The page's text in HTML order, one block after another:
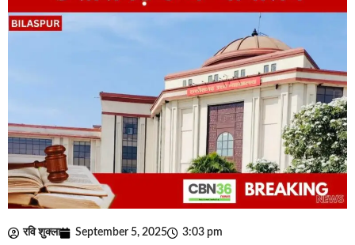
रवि शुक्ला September 5, 2025 3:03 pm